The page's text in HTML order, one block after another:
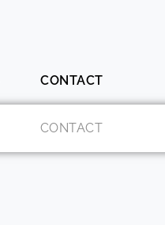
CONTACT
CONTACT